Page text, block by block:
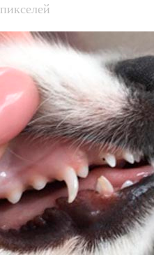
пикселей